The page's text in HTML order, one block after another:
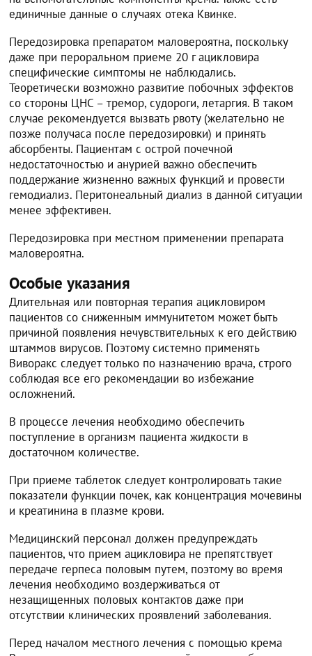
единичные данные о случаях отека Квинке.
Передозировка препаратом маловероятна, поскольку
даже при пероральном приеме 20 г ацикловира
специфические симптомы не наблюдались.
Теоретически возможно развитие побочных эффектов
со стороны ЦНС – тремор, судороги, летаргия. В таком
случае рекомендуется вызвать рвоту (желательно не
позже получаса после передозировки) и принять
абсорбенты. Пациентам с острой почечной
недостаточностью и анурией важно обеспечить
поддержание жизненно важных функций и провести
гемодиализ. Перитонеальный диализ в данной ситуации
менее эффективен.
Передозировка при местном применении препарата
маловероятна.
Особые указания
Длительная или повторная терапия ацикловиром
пациентов со сниженным иммунитетом может быть
причиной появления нечувствительных к его действию
штаммов вирусов. Поэтому системно применять
Виворакс следует только по назначению врача, строго
соблюдая все его рекомендации во избежание
осложнений.
В процессе лечения необходимо обеспечить
поступление в организм пациента жидкости в
достаточном количестве.
При приеме таблеток следует контролировать такие
показатели функции почек, как концентрация мочевины
и креатинина в плазме крови.
Медицинский персонал должен предупреждать
пациентов, что прием ацикловира не препятствует
передаче герпеса половым путем, поэтому во время
лечения необходимо воздерживаться от
незащищенных половых контактов даже при
отсутствии клинических проявлений заболевания.
Перед началом местного лечения с помощью крема